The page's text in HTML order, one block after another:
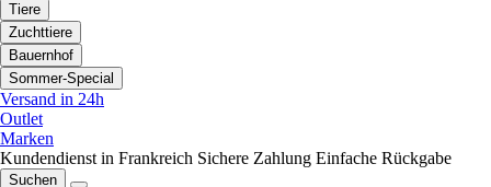
Tiere
Zuchttiere
Bauernhof
Sommer-Special
Versand in 24h
Outlet
Marken
Kundendienst in Frankreich Sichere Zahlung Einfache Rückgabe
Suchen